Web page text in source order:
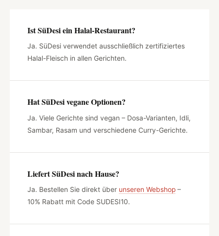
Ist SüDesi ein Halal-Restaurant?
Ja. SüDesi verwendet ausschließlich zertifiziertes
Halal-Fleisch in allen Gerichten.
Hat SüDesi vegane Optionen?
Ja. Viele Gerichte sind vegan – Dosa-Varianten, Idli,
Sambar, Rasam und verschiedene Curry-Gerichte.
Liefert SüDesi nach Hause?
Ja. Bestellen Sie direkt über unseren Webshop –
10% Rabatt mit Code SUDESI10.